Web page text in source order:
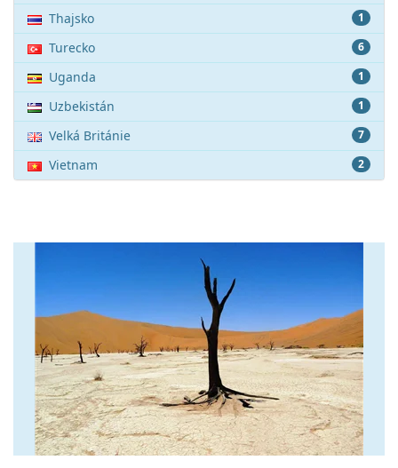
1
Thajsko
6
Turecko
1
Uganda
1
Uzbekistán
7
Velká Británie
2
Vietnam